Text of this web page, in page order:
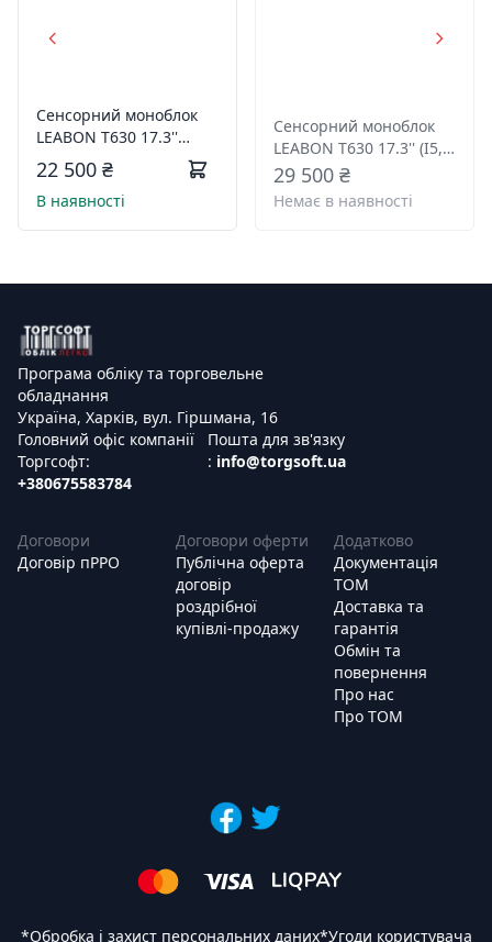
Сенсорний моноблок
LEABON T630 17.3''
(Intel Celeron J4125,
8/128)
22 500 ₴
В наявності
Сенсорний моноблок
LEABON T630 17.3'' (I5,
8/128)
29 500 ₴
Немає в наявності
Програма обліку та торговельне
обладнання
Україна, Харків, вул. Гіршмана, 16
Головний офіс компанії
Торгсофт:
+380675583784
Пошта для зв'язку
: info@torgsoft.ua
Договори
Договір пРРО
Договори оферти
Публічна оферта
договір
роздрібної
купівлі-продажу
Додатково
Документація
ТОМ
Доставка та
гарантія
Обмін та
повернення
Про нас
Про ТОМ
*Обробка і захист персональних даних*Угоди користувача